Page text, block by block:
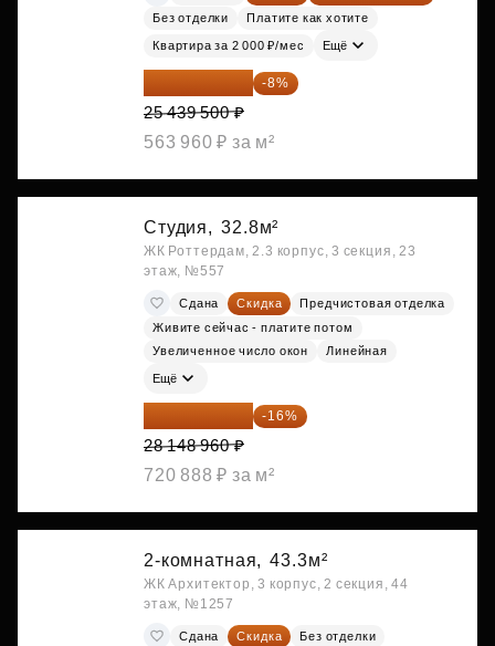
Без отделки Платите как хотите
Квартира за 2 000 ₽/мес Ещё
23 404 340 ₽ -8%
25 439 500 ₽
563 960 ₽ за м²
Студия, 32.8м²
ЖК Роттердам, 2.3 корпус, 3 секция, 23
этаж, №557
Сдана Скидка
Предчистовая отделка
Живите сейчас - платите потом
Увеличенное число окон
Линейная
Ещё
23 645 126 ₽ -16%
28 148 960 ₽
720 888 ₽ за м²
2-комнатная, 43.3м²
ЖК Архитектор, 3 корпус, 2 секция, 44
этаж, №1257
Сдана Скидка
Без отделки